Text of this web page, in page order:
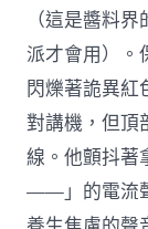
（這是醬料
派才會用）。
閃爍著詭異紅
對講機，但頂
線。他顫抖著
——」的電流